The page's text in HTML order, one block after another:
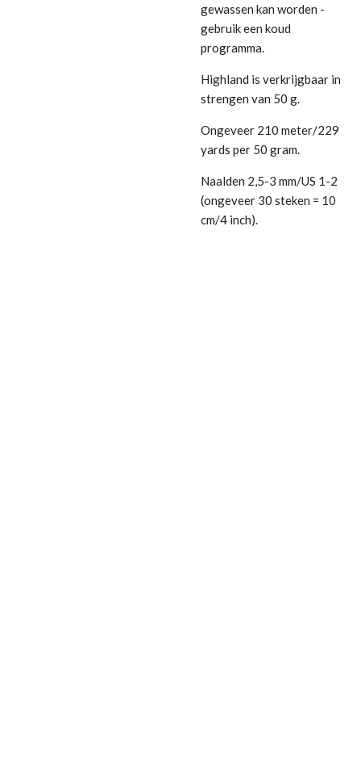
gewassen kan worden -
gebruik een koud
programma.
Highland is verkrijgbaar in
strengen van 50 g.
Ongeveer 210 meter/229
yards per 50 gram.
Naalden 2,5-3 mm/US 1-2
(ongeveer 30 steken = 10
cm/4 inch).